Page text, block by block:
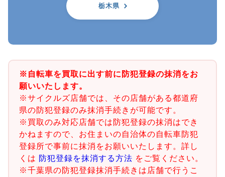
栃木県
※自転車を買取に出す前に防犯登録の抹消をお
願いいたします。
※サイクルズ店舗では、その店舗がある都道府
県の防犯登録のみ抹消手続きが可能です。
※買取のみ対応店舗では防犯登録の抹消はでき
かねますので、お住まいの自治体の自転車防犯
登録所で事前に抹消をお願いいたします。詳し
くは 防犯登録を抹消する方法 をご覧ください。
※千葉県の防犯登録抹消手続きは店舗で行うこ